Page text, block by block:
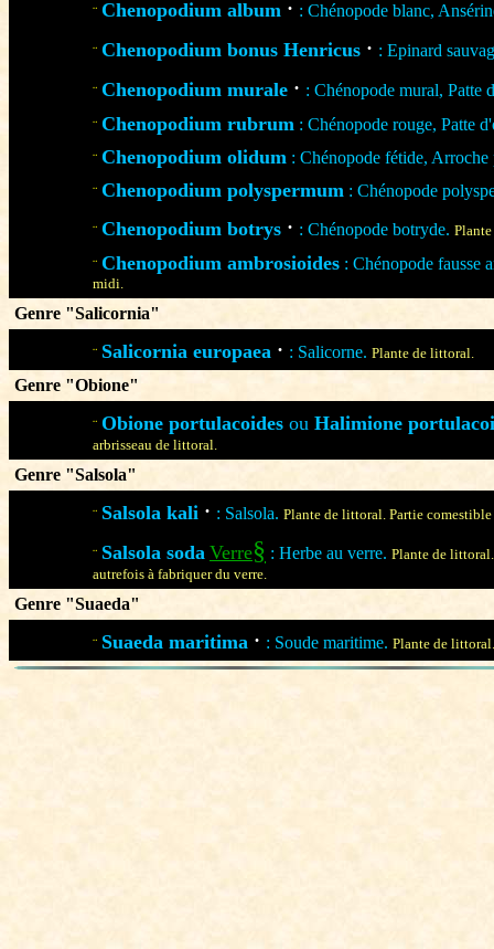
¨ Chenopodium album · : Chénopode blanc,
¨ Chenopodium bonus Henricus · : Epinard
¨ Chenopodium murale · : Chénopode mural, Patte
¨ Chenopodium rubrum : Chénopode rouge, Patte
¨ Chenopodium olidum : Chénopode fétide, Arroche
¨ Chenopodium polyspermum : Chénopode
¨ Chenopodium botrys · : Chénopode botryde.
¨ Chenopodium ambrosioides : Chénopode fausse
midi.
Genre "Salicornia"
¨ Salicornia europaea · : Salicorne. Plante de littoral.
Genre "Obione"
¨ Obione portulacoides ou Halimione
arbrisseau de littoral.
Genre "Salsola"
¨ Salsola kali · : Salsola. Plante de littoral. Partie comestible
¨ Salsola soda Verre§ : Herbe au verre. Plante de littoral.
autrefois à fabriquer du verre.
Genre "Suaeda"
¨ Suaeda maritima · : Soude maritime. Plante de